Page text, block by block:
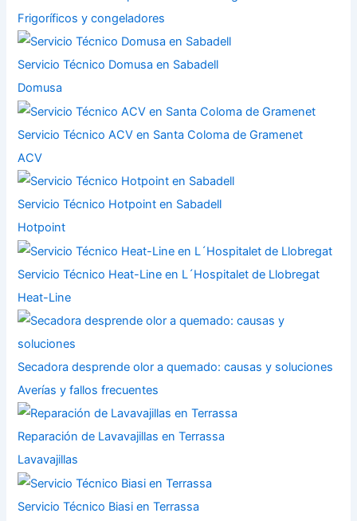
Frigoríficos y congeladores
Servicio Técnico Domusa en Sabadell
Domusa
Servicio Técnico ACV en Santa Coloma de Gramenet
ACV
Servicio Técnico Hotpoint en Sabadell
Hotpoint
Servicio Técnico Heat-Line en L´Hospitalet de Llobregat
Heat-Line
Secadora desprende olor a quemado: causas y soluciones
Averías y fallos frecuentes
Reparación de Lavavajillas en Terrassa
Lavavajillas
Servicio Técnico Biasi en Terrassa